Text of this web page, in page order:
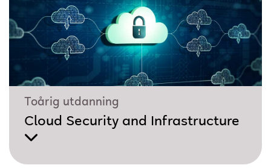
Toårig utdanning
Cloud Security and Infrastructure